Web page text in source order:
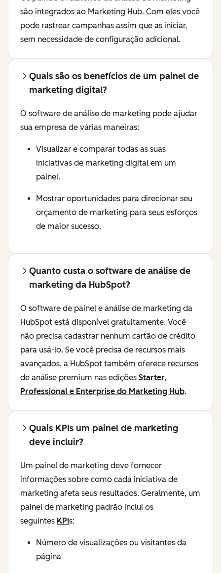
são integrados ao Marketing Hub. Com eles você
pode rastrear campanhas assim que as iniciar,
sem necessidade de configuração adicional.
Quais são os benefícios de um painel de
marketing digital?
O software de análise de marketing pode ajudar
sua empresa de várias maneiras:
Visualizar e comparar todas as suas
iniciativas de marketing digital em um
painel.
Mostrar oportunidades para direcionar seu
orçamento de marketing para seus esforços
de maior sucesso.
Quanto custa o software de análise de
marketing da HubSpot?
O software de painel e análise de marketing da
HubSpot está disponível gratuitamente. Você
não precisa cadastrar nenhum cartão de crédito
para usá-lo. Se você precisa de recursos mais
avançados, a HubSpot também oferece recursos
de análise premium nas edições Starter,
Professional e Enterprise do Marketing Hub.
Quais KPIs um painel de marketing
deve incluir?
Um painel de marketing deve fornecer
informações sobre como cada iniciativa de
marketing afeta seus resultados. Geralmente, um
painel de marketing padrão inclui os
seguintes KPI s:
Número de visualizações ou visitantes da
página